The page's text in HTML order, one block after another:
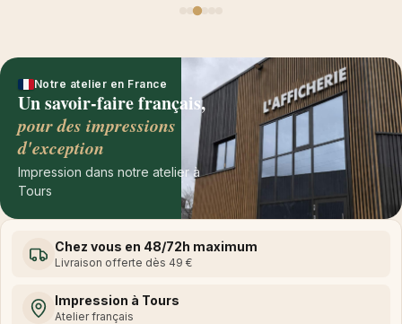
Notre atelier en France
Un savoir-faire français,
pour des impressions
d'exception
Impression dans notre atelier à
Tours
Chez vous en 48/72h maximum
Livraison offerte dès 49 €
Impression à Tours
Atelier français